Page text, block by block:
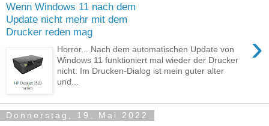
Wenn Windows 11 nach dem
Update nicht mehr mit dem
Drucker reden mag
›
Horror... Nach dem automatischen Update von
Windows 11 funktioniert mal wieder der Drucker
nicht: Im Drucken-Dialog ist mein guter alter
und...
Donnerstag, 19. Mai 2022